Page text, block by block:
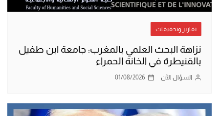
تقارير وتحقيقات
نزاهة البحث العلمي بالمغرب: جامعة ابن طفيل
بالقنيطرة في الخانة الحمراء
السؤال الآن 01/08/2026